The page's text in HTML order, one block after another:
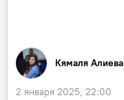
Кямаля Алиева
2 января 2025, 22:00